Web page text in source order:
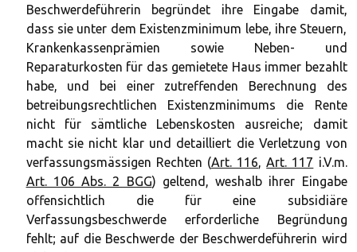
Beschwerdeführerin begründet ihre Eingabe damit,
dass sie unter dem Existenzminimum lebe, ihre Steuern,
Krankenkassenprämien sowie Neben- und
Reparaturkosten für das gemietete Haus immer bezahlt
habe, und bei einer zutreffenden Berechnung des
betreibungsrechtlichen Existenzminimums die Rente
nicht für sämtliche Lebenskosten ausreiche; damit
macht sie nicht klar und detailliert die Verletzung von
verfassungsmässigen Rechten (Art. 116,Art. 117 i.V.m.
Art. 106 Abs. 2 BGG) geltend, weshalb ihrer Eingabe
offensichtlich die für eine subsidiäre
Verfassungsbeschwerde erforderliche Begründung
fehlt; auf die Beschwerde der Beschwerdeführerin wird